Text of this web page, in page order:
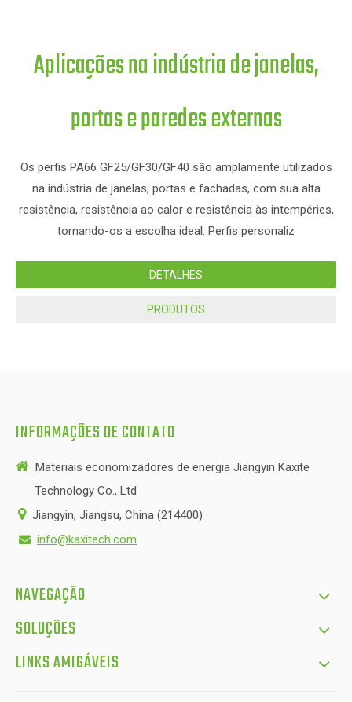
Aplicações na indústria de janelas,
portas e paredes externas
Os perfis PA66 GF25/GF30/GF40 são amplamente utilizados
na indústria de janelas, portas e fachadas, com sua alta
resistência, resistência ao calor e resistência às intempéries,
tornando-os a escolha ideal. Perfis personaliz
DETALHES
PRODUTOS
INFORMAÇÕES DE CONTATO
 Materiais economizadores de energia Jiangyin Kaxite
Technology Co., Ltd
Jiangyin, Jiangsu, China (214400)
 info@kaxitech.com
NAVEGAÇÃO
SOLUÇÕES
LINKS AMIGÁVEIS